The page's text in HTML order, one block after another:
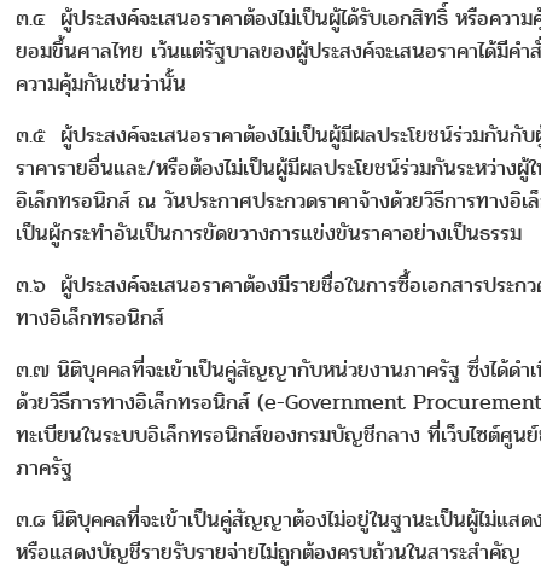
๓.๔ ผู้ประสงค์จะเสนอราคาต้องไม่เป็นผู้ได้รับเอกสิทธิ์ หรือควา
ยอมขึ้นศาลไทย เว้นแต่รัฐบาลของผู้ประสงค์จะเสนอราคาได้มีคำ
ความคุ้มกันเช่นว่านั้น
๓.๕ ผู้ประสงค์จะเสนอราคาต้องไม่เป็นผู้มีผลประโยชน์ร่วมกันกับ
ราคารายอื่นและ/หรือต้องไม่เป็นผู้มีผลประโยชน์ร่วมกันระหว่างผู้
อิเล็กทรอนิกส์ ณ วันประกาศประกวดราคาจ้างด้วยวิธีการทางอิ
เป็นผู้กระทำอันเป็นการขัดขวางการแข่งขันราคาอย่างเป็นธรรม
๓.๖ ผู้ประสงค์จะเสนอราคาต้องมีรายชื่อในการซื้อเอกสารประก
ทางอิเล็กทรอนิกส์
๓.๗ นิติบุคคลที่จะเข้าเป็นคู่สัญญากับหน่วยงานภาครัฐ ซึ่งได้ดำ
ด้วยวิธีการทางอิเล็กทรอนิกส์ (e-Government
ทะเบียนในระบบอิเล็กทรอนิกส์ของกรมบัญชีกลาง ที่เว็บไซต์ศูน
ภาครัฐ
๓.๘ นิติบุคคลที่จะเข้าเป็นคู่สัญญาต้องไม่อยู่ในฐานะเป็นผู้ไม่แส
หรือแสดงบัญชีรายรับรายจ่ายไม่ถูกต้องครบถ้วนในสาระสำคัญ